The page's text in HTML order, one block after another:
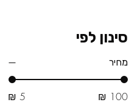
סינון לפי
מחיר